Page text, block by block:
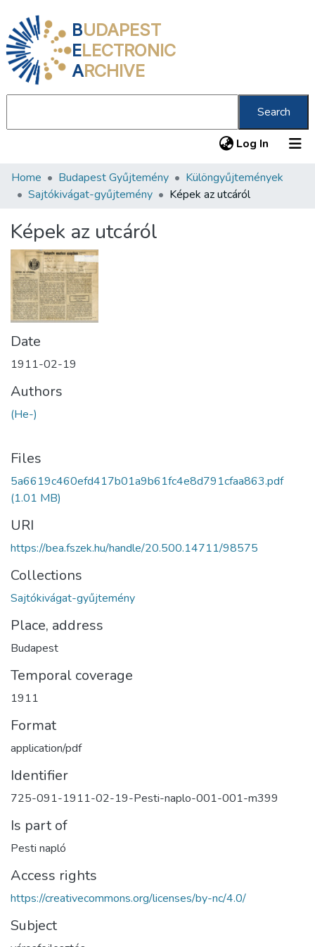
BUDAPEST
ELECTRONIC
ARCHIVE
Search
Log In (current)
Communities & Collections
Statistics
About us
Home Budapest Gyűjtemény
Különgyűjtemények
Sajtókivágat-gyűjtemény
Képek az utcáról
Képek az utcáról
Date
1911-02-19
Authors
(He-)
Files
5a6619c460efd417b01a9b61fc4e8d791cfaa863.pdf
(1.01 MB)
URI
https://bea.fszek.hu/handle/20.500.14711/98575
Collections
Sajtókivágat-gyűjtemény
Place, address
Budapest
Temporal coverage
1911
Format
application/pdf
Identifier
725-091-1911-02-19-Pesti-naplo-001-001-m399
Is part of
Pesti napló
Access rights
https://creativecommons.org/licenses/by-nc/4.0/
Subject